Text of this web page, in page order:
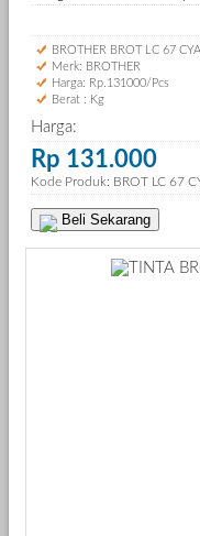
BROTHER BROT LC 67
Merk: BROTHER
Harga: Rp.131000/Pcs
Berat : Kg
Harga:
Rp 131.000
Kode Produk: BROT LC 67
Beli Sekarang